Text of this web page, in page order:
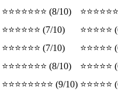
⭐⭐⭐⭐⭐⭐⭐ (8/10)
⭐⭐⭐⭐⭐⭐ (7/10)
⭐⭐⭐⭐⭐⭐ (7/10)
⭐⭐⭐⭐⭐⭐⭐ (8/10)
⭐⭐⭐⭐⭐⭐⭐⭐ (9/10)